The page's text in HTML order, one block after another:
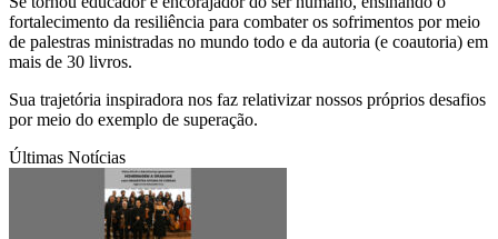
fortalecimento da resiliência para combater os sofrimentos por meio
de palestras ministradas no mundo todo e da autoria (e coautoria) em
mais de 30 livros.
Sua trajetória inspiradora nos faz relativizar nossos próprios desafios
por meio do exemplo de superação.
Últimas Notícias